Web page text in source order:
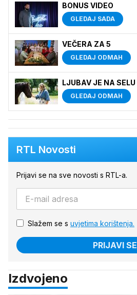
BONUS VIDEO
GLEDAJ SADA
VEČERA ZA 5
GLEDAJ ODMAH
LJUBAV JE NA SELU
GLEDAJ ODMAH
RTL Novosti
Prijavi se na sve novosti s RTL-a.
Slažem se s uvjetima korištenja.
PRIJAVI SE
Izdvojeno